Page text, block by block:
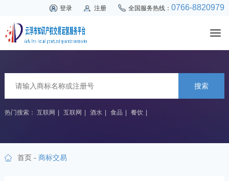
登录 注册 全国服务热线：0766-8820979
搜索
热门搜索： 互联网 互联网 酒水 食品 餐饮
首页- 商标交易